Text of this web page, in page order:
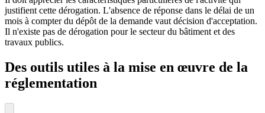
justifient cette dérogation. L'absence de réponse dans le délai de un
mois à compter du dépôt de la demande vaut décision d'acceptation.
Il n'existe pas de dérogation pour le secteur du bâtiment et des
travaux publics.
Des outils utiles à la mise en œuvre de la
réglementation